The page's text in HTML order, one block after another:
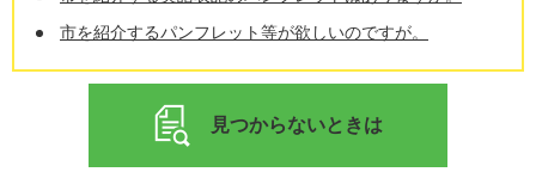
市を紹介するパンフレット等が欲しいのですが。
見つからないときは